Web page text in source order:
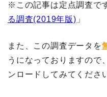
※この記事は定点調査で
る調査(2019年版) 」
また、この調査データを
うになっておりますので
ンロードしてみてくださ